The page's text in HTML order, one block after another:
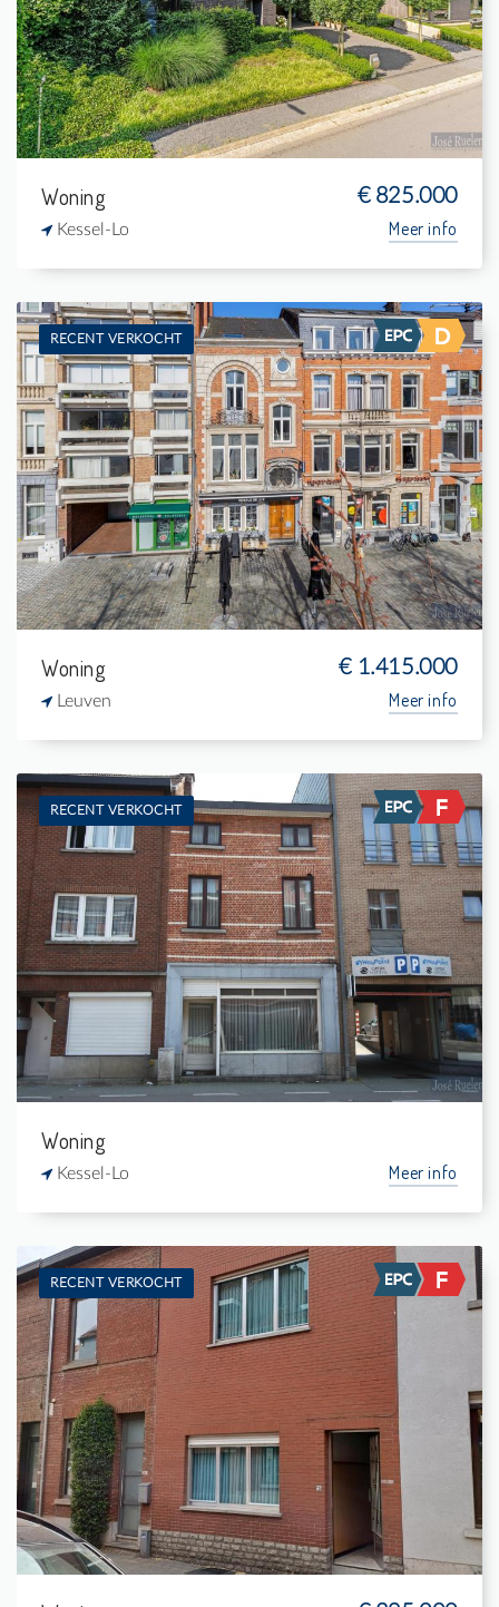
3
600 m²
2
-
Woning € 825.000
Kessel-Lo Meer info
RECENT VERKOCHT
Te koop: Herenhuis
3
165 m²
2
360 m²
Woning € 1.415.000
Leuven Meer info
RECENT VERKOCHT
Te koop: Woning
3
65 m²
1
-
Woning
Kessel-Lo Meer info
RECENT VERKOCHT
Verkocht: Woning
2
150 m²
1